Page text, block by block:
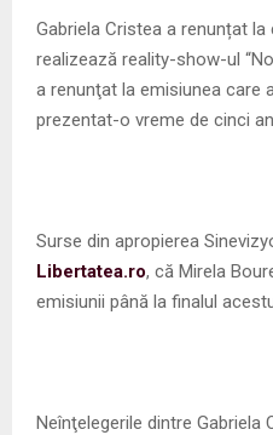
E
N
Gabriela Cristea a renunțat
realizează reality-show-ul
a renunţat la emisiunea care
prezentat-o vreme de cinci
Surse din apropierea
Libertatea.ro, că Mirela
emisiunii până la finalul
Neînţelegerile dintre